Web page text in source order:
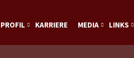
PROFIL KARRIERE MEDIA LINKS